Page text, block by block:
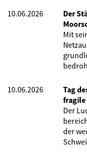
10.06.2026
Der
Mit
10.06.2026
Tag
Der
der